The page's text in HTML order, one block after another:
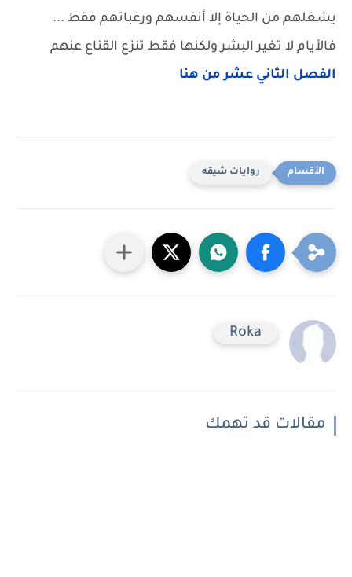
يشغلهم من الحياة إلا أنفسهم ورغباتهم فقط ...
فالأيام لا تغير البشر ولكنها فقط تنزع القناع عنهم
الفصل الثاني عشر من هنا
روايات شيقه
Roka
مقالات قد تهمك